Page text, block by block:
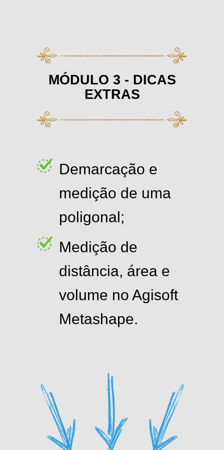
MÓDULO 3 - DICAS
EXTRAS
Demarcação e
medição de uma
poligonal;
Medição de
distância, área e
volume no Agisoft
Metashape.